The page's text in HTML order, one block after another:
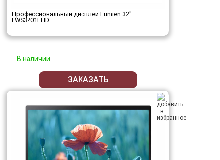
Профессиональный дисплей Lumien 32"
LWS3201FHD
В наличии
ЗАКАЗАТЬ